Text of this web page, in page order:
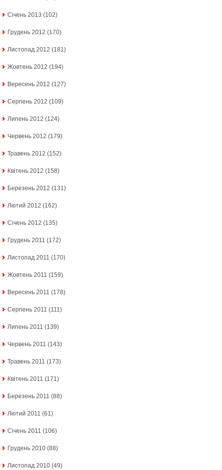
Січень 2013 (102)
Грудень 2012 (170)
Листопад 2012 (181)
Жовтень 2012 (194)
Вересень 2012 (127)
Серпень 2012 (109)
Липень 2012 (124)
Червень 2012 (179)
Травень 2012 (152)
Квітень 2012 (158)
Березень 2012 (131)
Лютий 2012 (162)
Січень 2012 (135)
Грудень 2011 (172)
Листопад 2011 (170)
Жовтень 2011 (159)
Вересень 2011 (178)
Серпень 2011 (111)
Липень 2011 (139)
Червень 2011 (143)
Травень 2011 (173)
Квітень 2011 (171)
Березень 2011 (88)
Лютий 2011 (61)
Січень 2011 (106)
Грудень 2010 (88)
Листопад 2010 (49)